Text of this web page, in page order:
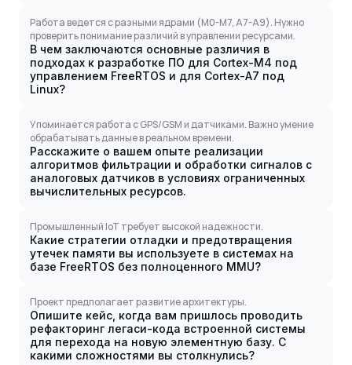
Работа ведется с разными ядрами (M0-M7, A7-A9). Нужно
проверить понимание различий в управлении ресурсами.
В чем заключаются основные различия в
подходах к разработке ПО для Cortex-M4 под
управлением FreeRTOS и для Cortex-A7 под
Linux?
Упоминается работа с GPS/GSM и датчиками. Важно умение
обрабатывать данные в реальном времени.
Расскажите о вашем опыте реализации
алгоритмов фильтрации и обработки сигналов с
аналоговых датчиков в условиях ограниченных
вычислительных ресурсов.
Промышленный IoT требует высокой надежности.
Какие стратегии отладки и предотвращения
утечек памяти вы используете в системах на
базе FreeRTOS без полноценного MMU?
Проект предполагает развитие архитектуры.
Опишите кейс, когда вам пришлось проводить
рефакторинг легаси-кода встроенной системы
для перехода на новую элементную базу. С
какими сложностями вы столкнулись?